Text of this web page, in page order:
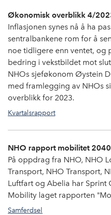
Økonomisk overblikk 4/
Inflasjonen synes nå å ha
sentralbankene rom for å
noe tidligere enn ventet, og
bedring i vekstbildet mot
NHOs sjeføkonom Øystein
med framlegging av NHOs
overblikk for 2023.
Kvartalsrapport
NHO rapport mobilitet 2040
På oppdrag fra NHO, NHO
Transport, NHO Transport,
Luftfart og Abelia har Sprint
Mobility laget rapporten
Samferdsel